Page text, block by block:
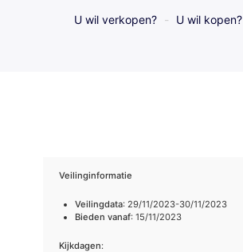
U wil verkopen? U wil kopen?
Veilinginformatie
Veilingdata: 29/11/2023-30/11/2023
Bieden vanaf: 15/11/2023
Kijkdagen: